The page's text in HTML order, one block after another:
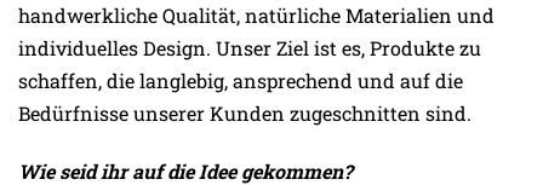
handwerkliche Qualität, natürliche Materialien und
individuelles Design. Unser Ziel ist es, Produkte zu
schaffen, die langlebig, ansprechend und auf die
Bedürfnisse unserer Kunden zugeschnitten sind.
Wie seid ihr auf die Idee gekommen?